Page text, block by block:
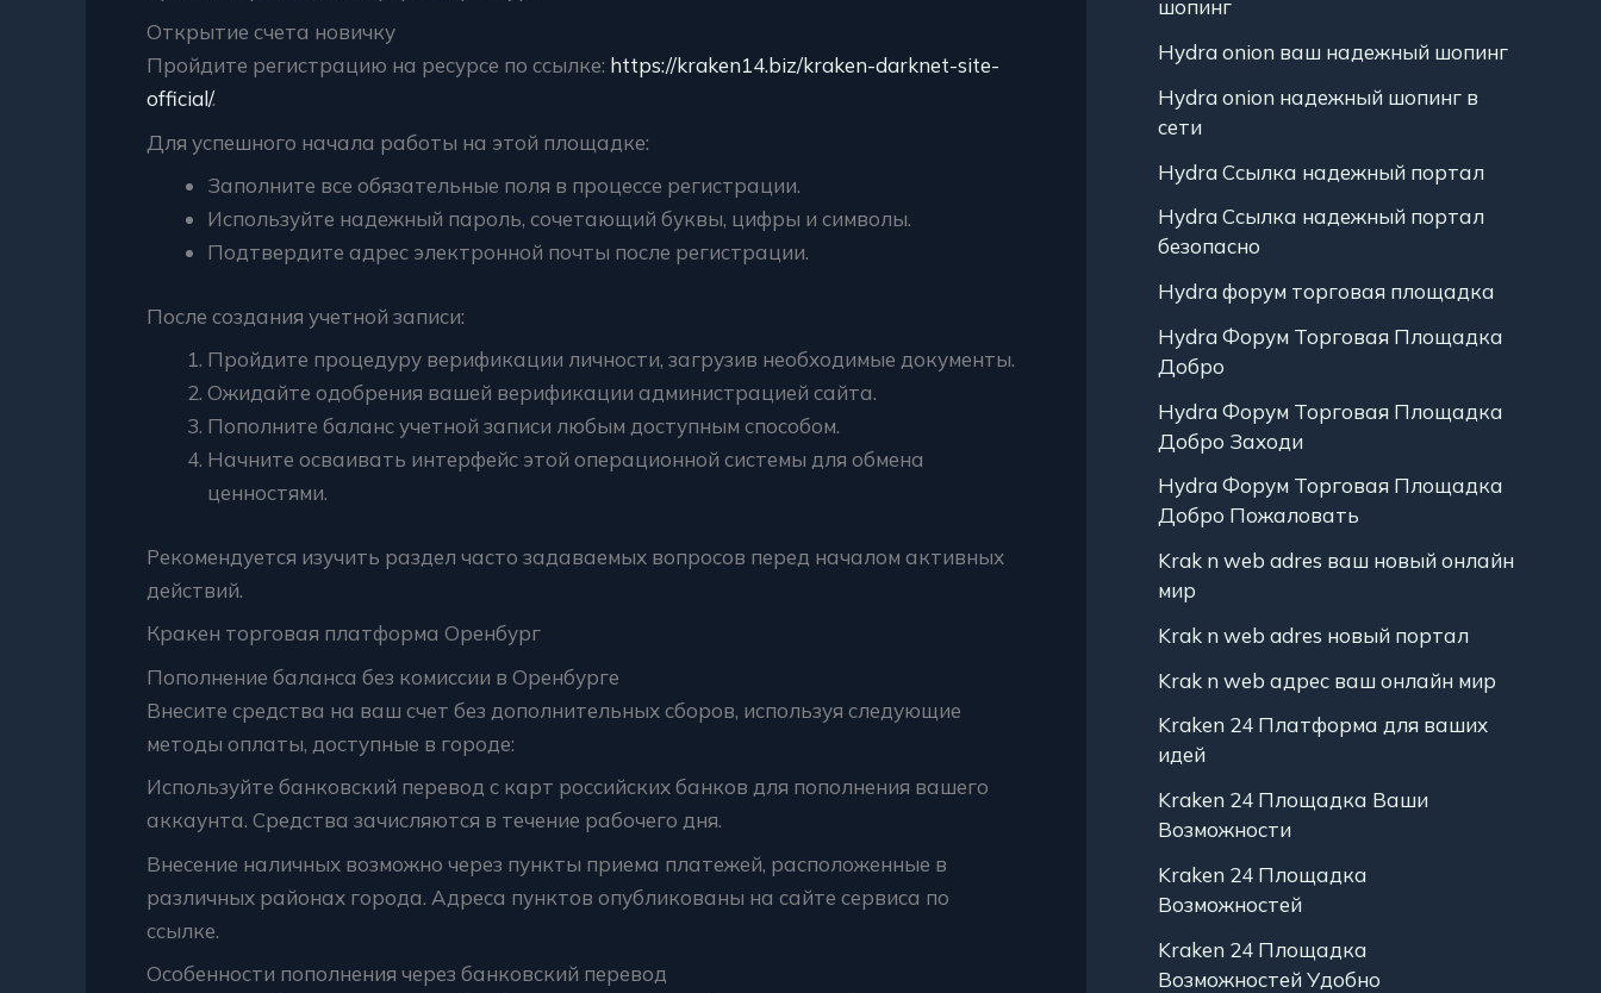
Открытие счета новичку
Пройдите регистрацию на ресурсе по ссылке: https://kraken14.biz/kraken-darknet-site-
official/.
Для успешного начала работы на этой площадке:
Заполните все обязательные поля в процессе регистрации.
Используйте надежный пароль, сочетающий буквы, цифры и символы.
Подтвердите адрес электронной почты после регистрации.
После создания учетной записи:
Пройдите процедуру верификации личности, загрузив необходимые документы.
Ожидайте одобрения вашей верификации администрацией сайта.
Пополните баланс учетной записи любым доступным способом.
Начните осваивать интерфейс этой операционной системы для обмена
ценностями.
Рекомендуется изучить раздел часто задаваемых вопросов перед началом активных
действий.
Кракен торговая платформа Оренбург
Пополнение баланса без комиссии в Оренбурге
Внесите средства на ваш счет без дополнительных сборов, используя следующие
методы оплаты, доступные в городе:
Используйте банковский перевод с карт российских банков для пополнения вашего
аккаунта. Средства зачисляются в течение рабочего дня.
Внесение наличных возможно через пункты приема платежей, расположенные в
различных районах города. Адреса пунктов опубликованы на сайте сервиса по
ссылке.
Особенности пополнения через банковский перевод
шопинг
Hydra onion ваш надежный шопинг
Hydra onion надежный шопинг в
сети
Hydra Ссылка надежный портал
Hydra Ссылка надежный портал
безопасно
Hydra форум торговая площадка
Hydra Форум Торговая Площадка
Добро
Hydra Форум Торговая Площадка
Добро Заходи
Hydra Форум Торговая Площадка
Добро Пожаловать
Krak n web adres ваш новый онлайн
мир
Krak n web adres новый портал
Krak n web адрес ваш онлайн мир
Kraken 24 Платформа для ваших
идей
Kraken 24 Площадка Ваши
Возможности
Kraken 24 Площадка
Возможностей
Kraken 24 Площадка
Возможностей Удобно